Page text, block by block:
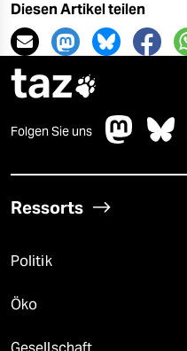
Diesen Artikel teilen
taz
Folgen Sie uns
Ressorts
Politik
Öko